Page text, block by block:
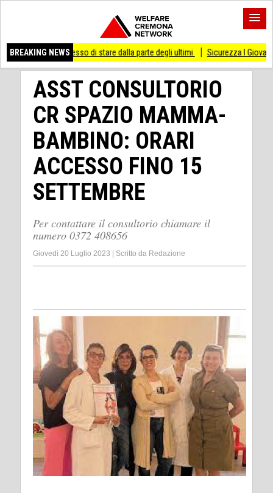
BREAKING NEWS
smesso di stare dalla parte degli ultimi Sicurezza I Giovani Democratici
ASST CONSULTORIO
CR SPAZIO MAMMA-
BAMBINO: ORARI
ACCESSO FINO 15
SETTEMBRE
Per contattare il consultorio chiamare il
numero 0372 408656
Giovedì 20 Luglio 2023 Scritto da Redazione